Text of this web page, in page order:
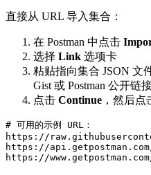
直接从 URL 导入集合：
在 Postman 中点击
选择 Link 选项卡
粘贴指向集合 JSON 文
Gist 或 Postman 公开链接
点击 Continue ，然后点
# 可用的示例 URL：
https://
https://